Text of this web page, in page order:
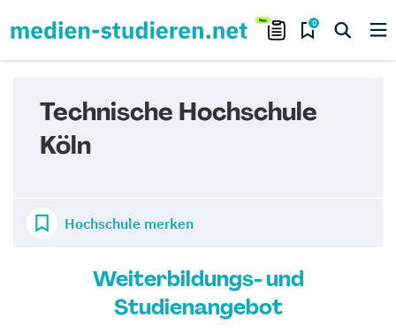
0
Technische Hochschule
Köln
Hochschule merken
Weiterbildungs- und
Studienangebot